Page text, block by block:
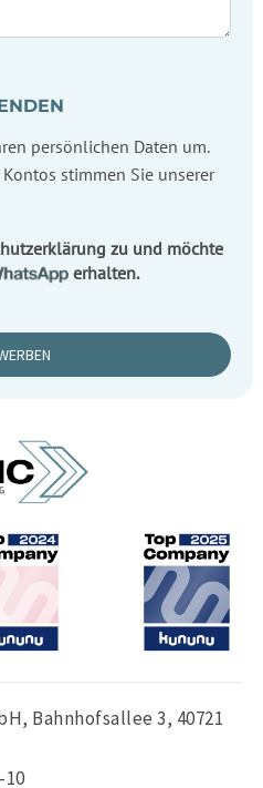
persönlichen Daten um.
stimmen Sie unserer
zu und möchte
erhalten.
Bahnhofsallee 3, 40721
10